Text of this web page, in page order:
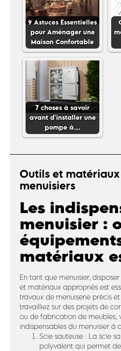
9 Astuces Essentielles
pour Aménager une
Maison Confortable
7 choses à savoir
avant d'installer une
pompe à…
Outils et
menuisiers
Les
menuisier :
matériaux
En tant que menuisier,
et matériaux appropriés est
travaux de menuiserie précis
travailliez sur des projets de
ou de fabrication de meubles,
indispensables du menuisier à
Scie sauteuse : La scie
polyvalent qui permet